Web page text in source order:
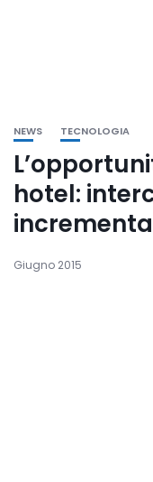
NEWS TECNOLOGIA
hotel:
Giugno 2015